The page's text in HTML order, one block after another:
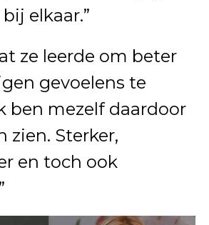
elkaar.”
ze leerde om beter
gevoelens te
ben mezelf daardoor
zien. Sterker,
en toch ook